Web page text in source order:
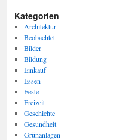
Kategorien
Architektur
Beobachtet
Bilder
Bildung
Einkauf
Essen
Feste
Freizeit
Geschichte
Gesundheit
Grünanlagen